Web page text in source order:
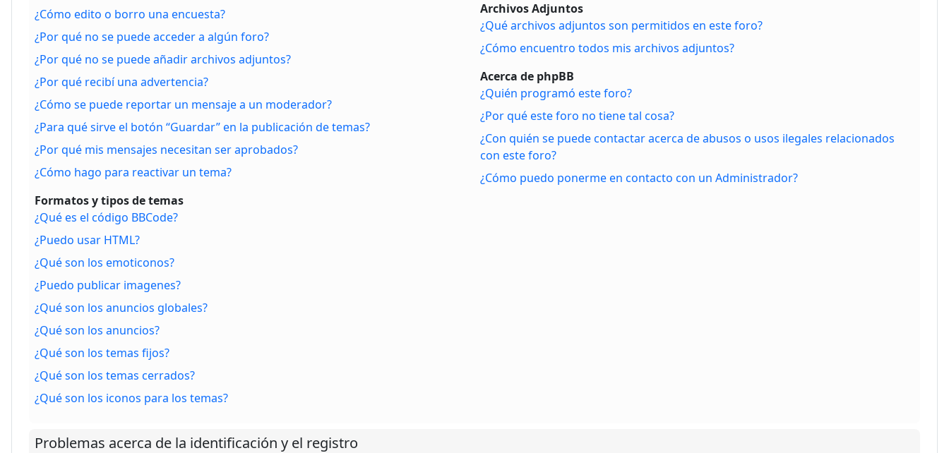
¿Cómo edito o borro una encuesta?
¿Por qué no se puede acceder a algún foro?
¿Por qué no se puede añadir archivos adjuntos?
¿Por qué recibí una advertencia?
¿Cómo se puede reportar un mensaje a un moderador?
¿Para qué sirve el botón “Guardar” en la publicación de temas?
¿Por qué mis mensajes necesitan ser aprobados?
¿Cómo hago para reactivar un tema?
Formatos y tipos de temas
¿Qué es el código BBCode?
¿Puedo usar HTML?
¿Qué son los emoticonos?
¿Puedo publicar imagenes?
¿Qué son los anuncios globales?
¿Qué son los anuncios?
¿Qué son los temas fijos?
¿Qué son los temas cerrados?
¿Qué son los iconos para los temas?
Archivos Adjuntos
¿Qué archivos adjuntos son permitidos en este foro?
¿Cómo encuentro todos mis archivos adjuntos?
Acerca de phpBB
¿Quién programó este foro?
¿Por qué este foro no tiene tal cosa?
¿Con quién se puede contactar acerca de abusos o usos ilegales relacionados
con este foro?
¿Cómo puedo ponerme en contacto con un Administrador?
Problemas acerca de la identificación y el registro